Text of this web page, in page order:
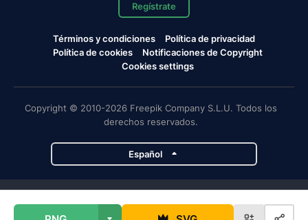
Regístrate
Términos y condiciones
Política de privacidad
Política de cookies
Notificaciones de Copyright
Cookies settings
Copyright © 2010-2026 Freepik Company S.L.U. Todos los
derechos reservados.
Español